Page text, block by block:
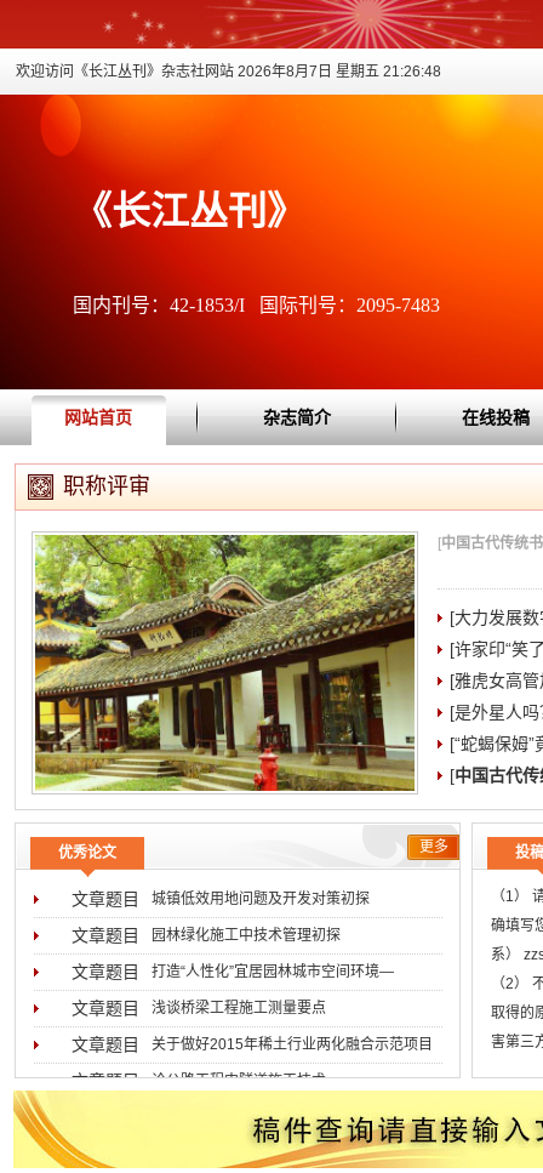
欢迎访问《长江丛刊》杂志社网站 2026年8月7日 星期五 21:26:48
《长江丛刊》
国内刊号：42-1853/I 国际刊号：2095-7483
网站首页 杂志简介 在线投稿
职称评审
[中国古代传统书院
[大力发展
[许家印“笑
[雅虎女高
[是外星人
[“蛇蝎保姆
[中国古代
优秀论文 更多
城镇低效用地问题及开发对策初探
文章题目
园林绿化施工中技术管理初探
文章题目
打造“人性化”宜居园林城市空间环境―
文章题目
浅谈桥梁工程施工测量要点
文章题目
关于做好2015年稀土行业两化融合示范项目
文章题目
论公路工程中隧道施工技术
文章题目
投标压价的分析及其对策
普通外科手术患者医院感染与手术室护理
文章题目
投
（1）
确填写
系）
（2）
取得的
害第三